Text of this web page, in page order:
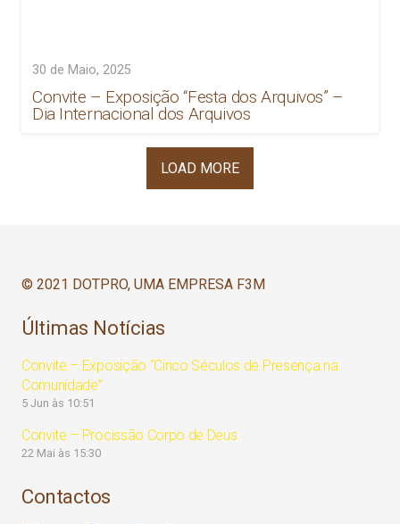
30 de Maio, 2025
Convite – Exposição “Festa dos Arquivos” –
Dia Internacional dos Arquivos
LOAD MORE
© 2021 DOTPRO, UMA EMPRESA F3M
Últimas Notícias
Convite – Exposição “Cinco Séculos de Presença na
Comunidade”
5 Jun às 10:51
Convite – Procissão Corpo de Deus
22 Mai às 15:30
Contactos